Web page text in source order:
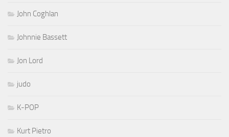
John Coghlan
Johnnie Bassett
Jon Lord
judo
K-POP
Kurt Pietro